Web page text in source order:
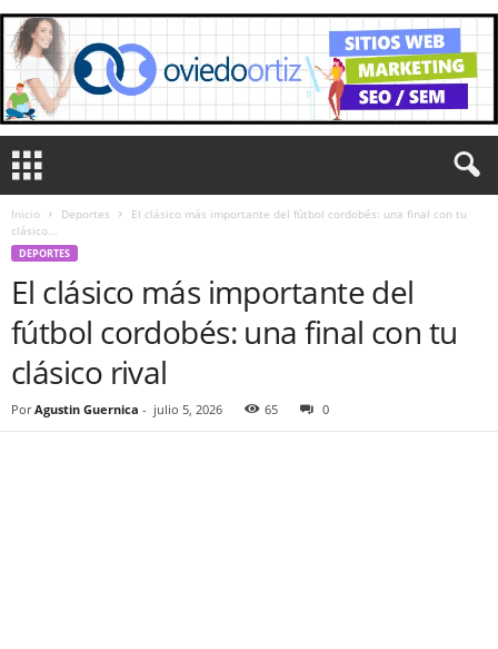
Inicio Deportes
El clásico más importante del fútbol cordobés: una final con tu
clásico...
DEPORTES
El clásico más importante del
fútbol cordobés: una final con tu
clásico rival
Por Agustin Guernica - julio 5, 2026 65 0